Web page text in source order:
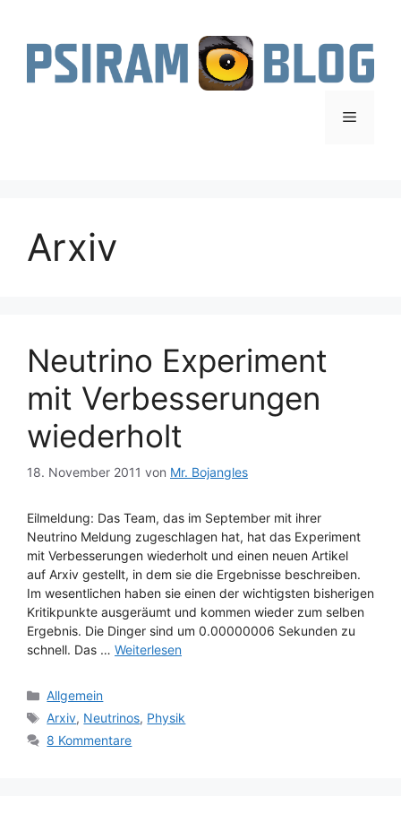
springen
Menü
Arxiv
Neutrino Experiment
mit Verbesserungen
wiederholt
18. November 2011 von Mr. Bojangles
Eilmeldung: Das Team, das im September mit ihrer
Neutrino Meldung zugeschlagen hat, hat das Experiment
mit Verbesserungen wiederholt und einen neuen Artikel
auf Arxiv gestellt, in dem sie die Ergebnisse beschreiben.
Im wesentlichen haben sie einen der wichtigsten bisherigen
Kritikpunkte ausgeräumt und kommen wieder zum selben
Ergebnis. Die Dinger sind um 0.00000006 Sekunden zu
schnell. Das … Weiterlesen
Kategorien
Allgemein
Schlagwörter
Arxiv, Neutrinos, Physik
8 Kommentare